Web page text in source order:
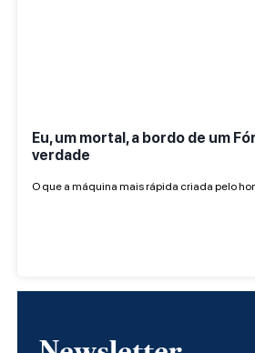
Eu, um mortal, a bordo de um
verdade
O que a máquina mais rápida criada pelo